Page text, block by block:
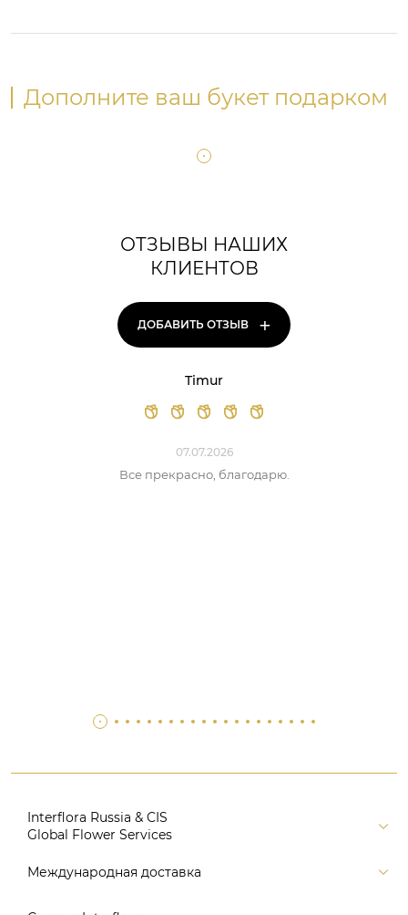
Дополните ваш букет подарком
ОТЗЫВЫ НАШИХ
КЛИЕНТОВ
ДОБАВИТЬ ОТЗЫВ +
Timur
07.07.2026
Все прекрасно, благодарю.
Interflora Russia & CIS
Global Flower Services
Версия для печати
Международная доставка